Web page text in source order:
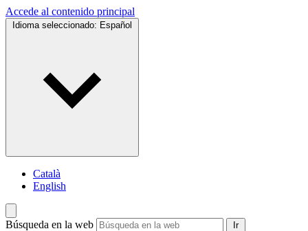
Accede al contenido principal
Idioma seleccionado: Español
Català
English
Búsqueda en la web Ir